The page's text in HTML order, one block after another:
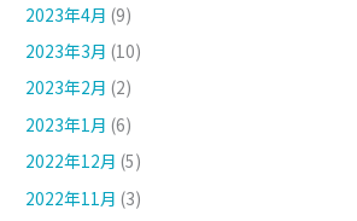
2023年4月 (9)
2023年3月 (10)
2023年2月 (2)
2023年1月 (6)
2022年12月 (5)
2022年11月 (3)